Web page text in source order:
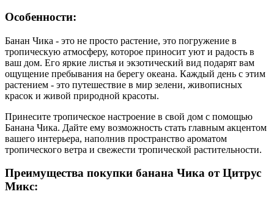
Особенности:
Банан Чика - это не просто растение, это погружение в
тропическую атмосферу, которое приносит уют и радость в
ваш дом. Его яркие листья и экзотический вид подарят вам
ощущение пребывания на берегу океана. Каждый день с этим
растением - это путешествие в мир зелени, живописных
красок и живой природной красоты.
Принесите тропическое настроение в свой дом с помощью
Банана Чика. Дайте ему возможность стать главным акцентом
вашего интерьера, наполнив пространство ароматом
тропического ветра и свежести тропической растительности.
Преимущества покупки банана Чика от Цитрус
Микс: